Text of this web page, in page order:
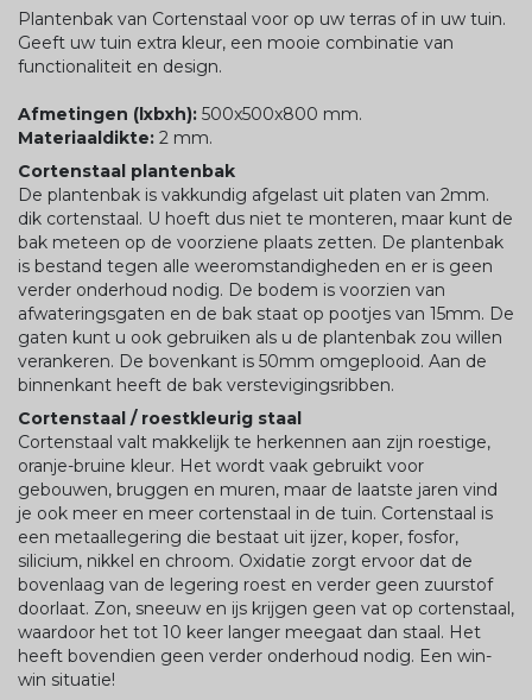
Plantenbak van Cortenstaal voor op uw terras of in uw tuin.
Geeft uw tuin extra kleur, een mooie combinatie van
functionaliteit en design.
Afmetingen (lxbxh): 500x500x800 mm.
Materiaaldikte: 2 mm.
Cortenstaal plantenbak
De plantenbak is vakkundig afgelast uit platen van 2mm.
dik cortenstaal. U hoeft dus niet te monteren, maar kunt de
bak meteen op de voorziene plaats zetten. De plantenbak
is bestand tegen alle weeromstandigheden en er is geen
verder onderhoud nodig. De bodem is voorzien van
afwateringsgaten en de bak staat op pootjes van 15mm. De
gaten kunt u ook gebruiken als u de plantenbak zou willen
verankeren. De bovenkant is 50mm omgeplooid. Aan de
binnenkant heeft de bak verstevigingsribben.
Cortenstaal / roestkleurig staal
Cortenstaal valt makkelijk te herkennen aan zijn roestige,
oranje-bruine kleur. Het wordt vaak gebruikt voor
gebouwen, bruggen en muren, maar de laatste jaren vind
je ook meer en meer cortenstaal in de tuin. Cortenstaal is
een metaallegering die bestaat uit ijzer, koper, fosfor,
silicium, nikkel en chroom. Oxidatie zorgt ervoor dat de
bovenlaag van de legering roest en verder geen zuurstof
doorlaat. Zon, sneeuw en ijs krijgen geen vat op cortenstaal,
waardoor het tot 10 keer langer meegaat dan staal. Het
heeft bovendien geen verder onderhoud nodig. Een win-
win situatie!